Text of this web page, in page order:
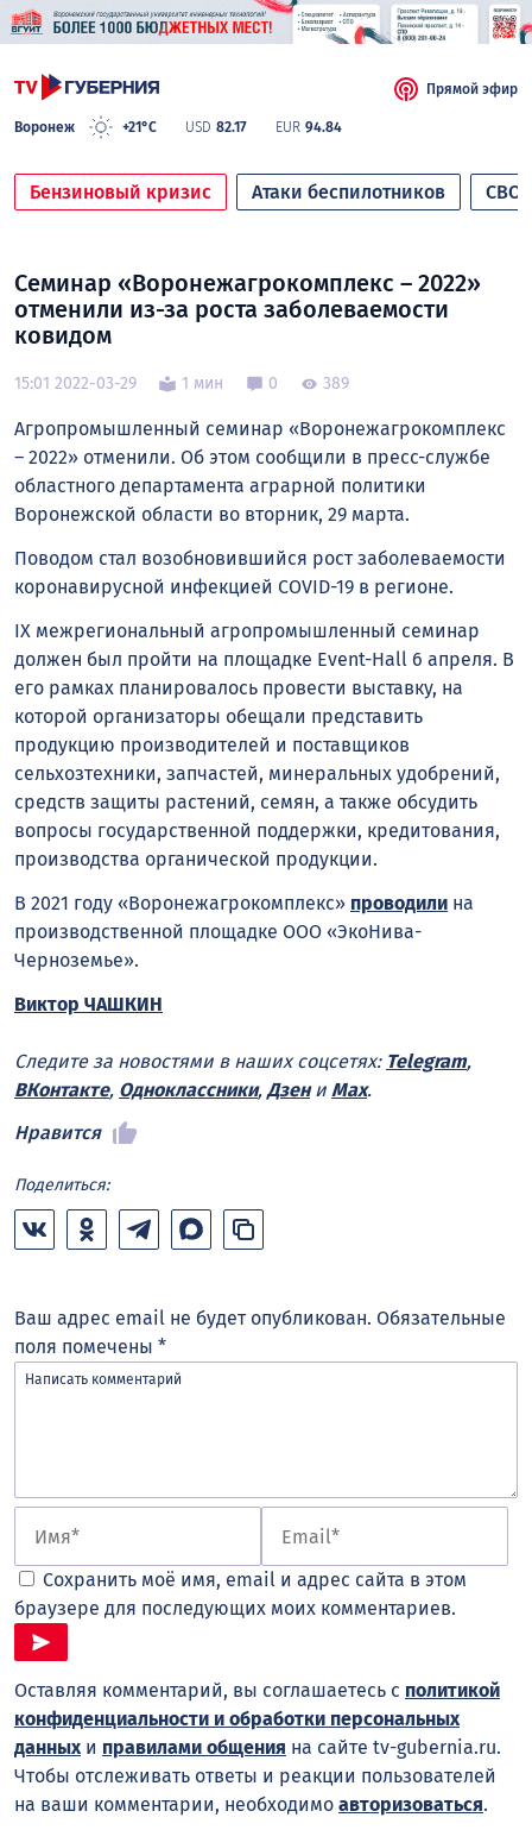
Воронеж +21°C USD 82.17 EUR 94.84
Прямой эфир
Бензиновый кризис Атаки беспилотников СВО
Семинар «Воронежагрокомплекс – 2022»
отменили из-за роста заболеваемости
ковидом
15:01 2022-03-29 1 мин 0 389
Агропромышленный семинар «Воронежагрокомплекс
– 2022» отменили. Об этом сообщили в пресс-службе
областного департамента аграрной политики
Воронежской области во вторник, 29 марта.
Поводом стал возобновившийся рост заболеваемости
коронавирусной инфекцией COVID-19 в регионе.
IX межрегиональный агропромышленный семинар
должен был пройти на площадке Event-Hall 6 апреля. В
его рамках планировалось провести выставку, на
которой организаторы обещали представить
продукцию производителей и поставщиков
сельхозтехники, запчастей, минеральных удобрений,
средств защиты растений, семян, а также обсудить
вопросы государственной поддержки, кредитования,
производства органической продукции.
В 2021 году «Воронежагрокомплекс» проводили на
производственной площадке ООО «ЭкоНива-
Черноземье».
Виктор ЧАШКИН
Следите за новостями в наших соцсетях: Telegram,
ВКонтакте, Одноклассники, Дзени Max.
Нравится
Поделиться:
Ваш адрес email не будет опубликован. Обязательные
поля помечены *
Сохранить моё имя, email и адрес сайта в этом
браузере для последующих моих комментариев.
Оставляя комментарий, вы соглашаетесь с политикой
конфиденциальности и обработки персональных
данныхи правилами общения на сайте tv-gubernia.ru.
Чтобы отслеживать ответы и реакции пользователей
на ваши комментарии, необходимо авторизоваться.